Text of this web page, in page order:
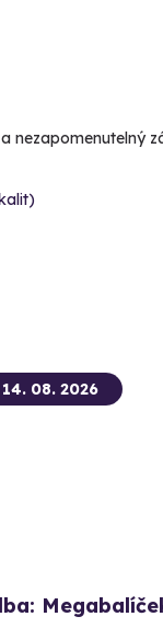
nezapomenutelný
08. 2026